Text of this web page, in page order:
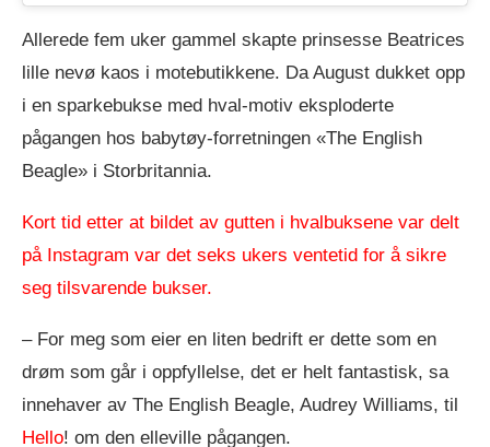
Allerede fem uker gammel skapte prinsesse Beatrices
lille nevø kaos i motebutikkene. Da August dukket opp
i en sparkebukse med hval-motiv eksploderte
pågangen hos babytøy-forretningen «The English
Beagle» i Storbritannia.
Kort tid etter at bildet av gutten i hvalbuksene var delt
på Instagram var det seks ukers ventetid for å sikre
seg tilsvarende bukser.
– For meg som eier en liten bedrift er dette som en
drøm som går i oppfyllelse, det er helt fantastisk, sa
innehaver av The English Beagle, Audrey Williams, til
Hello! om den elleville pågangen.